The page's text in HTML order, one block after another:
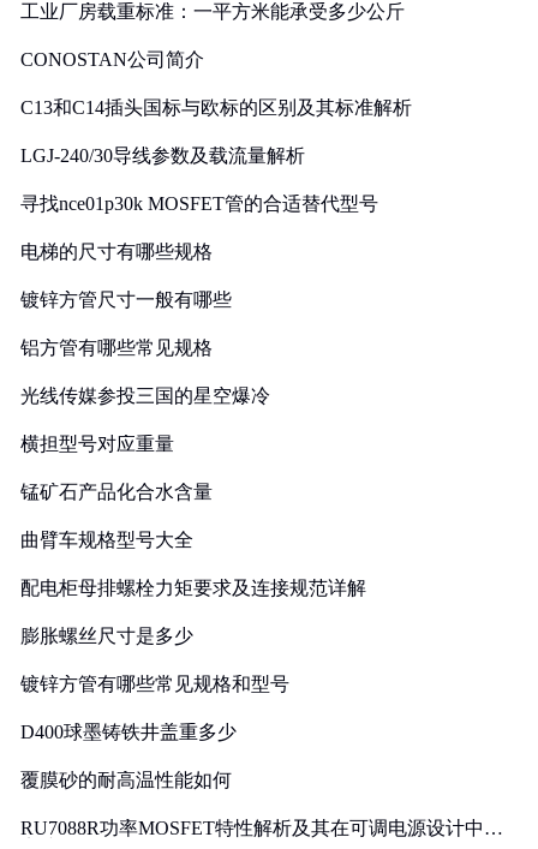
工业厂房载重标准：一平方米能承受多少公斤
CONOSTAN公司简介
C13和C14插头国标与欧标的区别及其标准解析
LGJ-240/30导线参数及载流量解析
寻找nce01p30k MOSFET管的合适替代型号
电梯的尺寸有哪些规格
镀锌方管尺寸一般有哪些
铝方管有哪些常见规格
光线传媒参投三国的星空爆冷
横担型号对应重量
锰矿石产品化合水含量
曲臂车规格型号大全
配电柜母排螺栓力矩要求及连接规范详解
膨胀螺丝尺寸是多少
镀锌方管有哪些常见规格和型号
D400球墨铸铁井盖重多少
覆膜砂的耐高温性能如何
RU7088R功率MOSFET特性解析及其在可调电源设计中的